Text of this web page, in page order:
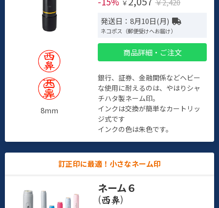
8mm
￥
￥2,420
発送日：8月10日(月)
ネコポス（郵便受けへお届け）
商品詳細・ご注文
銀行、証券、金融関係などヘビー
な使用に耐えるのは、やはりシャ
チハタ製ネーム印。
インクは交換が簡単なカートリッ
ジ式です
インクの色は朱色です。
訂正印に最適！小さなネーム印
ネーム６
(
)